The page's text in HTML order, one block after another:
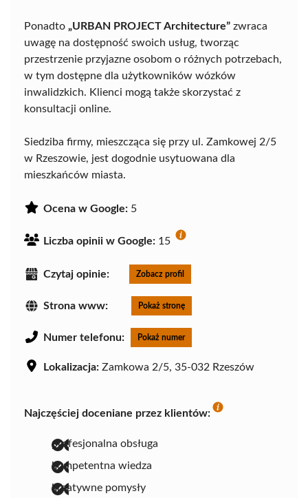
Ponadto „URBAN PROJECT Architecture” zwraca
uwagę na dostępność swoich usług, tworząc
przestrzenie przyjazne osobom o różnych potrzebach,
w tym dostępne dla użytkowników wózków
inwalidzkich. Klienci mogą także skorzystać z
konsultacji online.
Siedziba firmy, mieszcząca się przy ul. Zamkowej 2/5
w Rzeszowie, jest dogodnie usytuowana dla
mieszkańców miasta.
Ocena w Google: 5
Liczba opinii w Google: 15
Czytaj opinie: Zobacz profil
Strona www: Pokaż stronę
Numer telefonu: Pokaż numer
Lokalizacja: Zamkowa 2/5, 35-032 Rzeszów
Najczęściej doceniane przez klientów:
profesjonalna obsługa
kompetentna wiedza
kreatywne pomysły